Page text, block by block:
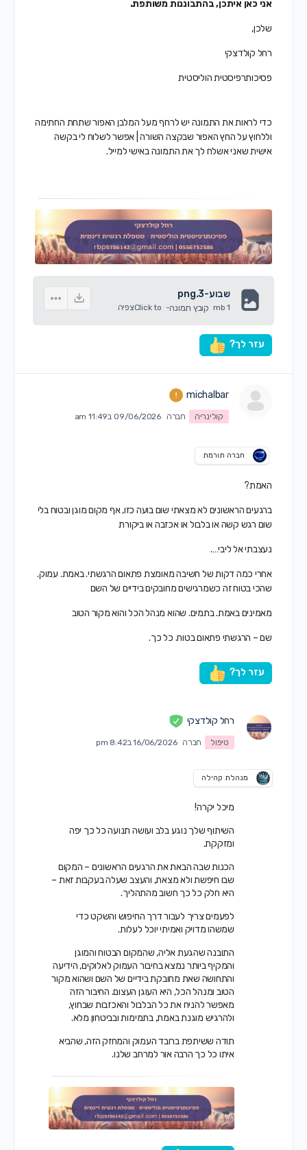
אני כאן איתכן, בהתבוננות משותפת.
שלכן,
רחל קולדצקי
פסיכותרפיסטית הוליסטית
כדי לראות את התמונה יש לרחף מעל המלבן האפור שתחת החתימה
וללחוץ על החץ האפור שבקצה השורה | אפשר לשלוח לי בקשה
אישית שאני אשלח לך את התמונה באישי למייל.
שבוע-3.png
1 mb קובץ תמונה-
Click toצפיה
עזר לך?
michalbar
קולינריה חברה 09/06/2026 ב11:49 am
חברה תורמת
האמת?
ברגעים הראשונים לא מצאתי שום בועה כזו, אף מקום מוגן ובטוח בלי
שום רגש קשה או בלבול או אכזבה או ביקורת
נעצבתי אל ליבי….
אחרי כמה דקות של חשיבה מאומצת פתאום הרגשתי. באמת. עמוק.
שהכי בטוח זה כשמרגישים מחובקים בידיים של השם
מאמינים באמת. בתמים. שהוא מנהל הכל והוא מקור הטוב
שם – הרגשתי פתאום בטוח. כל כך.
עזר לך?
רחל קולדצקי
טיפול חברה 16/06/2026 ב8:42 pm
מנהלת קהילה
מיכל יקרה!
השיתוף שלך נוגע בלב ועושה תנועה כל כך יפה
ומזקקת.
הכנות שבה הבאת את הרגעים הראשונים – המקום
שבו חיפשת ולא מצאת, והעצב שעלה בעקבות זאת –
היא חלק כל כך חשוב מהתהליך.
לפעמים צריך לעבור דרך החיפוש והשקט כדי
שמשהו מדויק ואמיתי יוכל לעלות.
התובנה שהגעת אליה, שהמקום הבטוח והמוגן
והמקיף ביותר נמצא בחיבור העמוק לאלוקים, הידיעה
והתחושה שאת מחובקת בידיים של השם ושהוא מקור
הטוב ומנהל הכל, היא העוגן העצום. החיבור הזה
מאפשר להניח את כל הבלבול והאכזבות שבחוץ,
ולהרגיש מוגנת באמת, בתמימות ובביטחון מלא.
תודה ששיתפת ברובד העמוק והמחזק הזה, שהביא
איתו כל כך הרבה אור למרחב שלנו.